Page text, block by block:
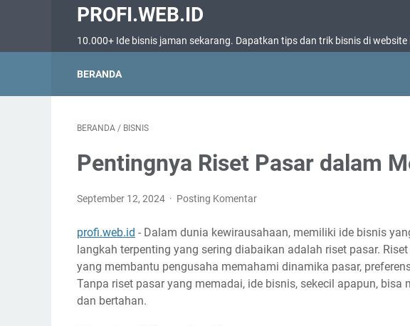
PROFI.WEB.ID
10.000+ Ide bisnis jaman sekarang. Dapatkan tips dan trik bisnis di website
BERANDA
BERANDA / BISNIS
Pentingnya Riset Pasar dalam
September 12, 2024 Posting Komentar
profi.web.id - Dalam dunia kewirausahaan, memiliki ide bisnis
langkah terpenting yang sering diabaikan adalah riset pasar.
yang membantu pengusaha memahami dinamika pasar,
Tanpa riset pasar yang memadai, ide bisnis, sekecil apapun,
dan bertahan.